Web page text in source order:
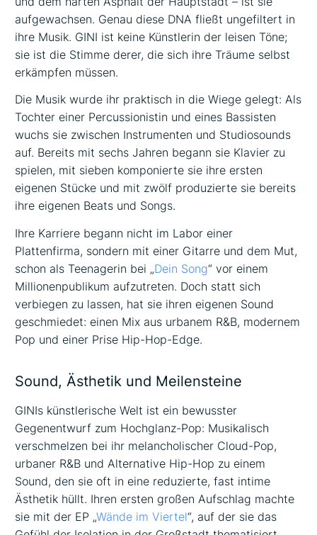
aufgewachsen. Genau diese DNA fließt ungefiltert in
ihre Musik. GINI ist keine Künstlerin der leisen Töne;
sie ist die Stimme derer, die sich ihre Träume selbst
erkämpfen müssen.
Die Musik wurde ihr praktisch in die Wiege gelegt: Als
Tochter einer Percussionistin und eines Bassisten
wuchs sie zwischen Instrumenten und Studiosounds
auf. Bereits mit sechs Jahren begann sie Klavier zu
spielen, mit sieben komponierte sie ihre ersten
eigenen Stücke und mit zwölf produzierte sie bereits
ihre eigenen Beats und Songs.
Ihre Karriere begann nicht im Labor einer
Plattenfirma, sondern mit einer Gitarre und dem Mut,
schon als Teenagerin bei „Dein Song“ vor einem
Millionenpublikum aufzutreten. Doch statt sich
verbiegen zu lassen, hat sie ihren eigenen Sound
geschmiedet: einen Mix aus urbanem R&B, modernem
Pop und einer Prise Hip-Hop-Edge.
Sound, Ästhetik und Meilensteine
GINIs künstlerische Welt ist ein bewusster
Gegenentwurf zum Hochglanz-Pop: Musikalisch
verschmelzen bei ihr melancholischer Cloud-Pop,
urbaner R&B und Alternative Hip-Hop zu einem
Sound, den sie oft in eine reduzierte, fast intime
Ästhetik hüllt. Ihren ersten großen Aufschlag machte
sie mit der EP „Wände im Viertel“, auf der sie das